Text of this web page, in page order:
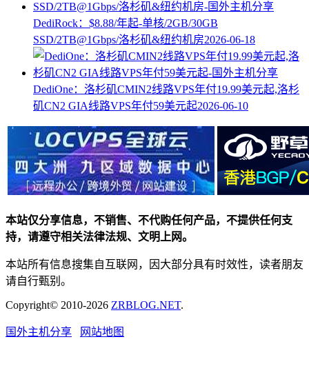
DediRock：$8.88/年起-单核/2GB/30GB
SSD/2TB@1Gbps/洛杉矶&纽约机房2026-06-18
DediOne：洛杉矶CMIN2线路VPS年付19.99美元起,洛杉
矶CN2 GIA线路VPS年付59美元起2026-06-10
本站仅分享信息，不销售、不代购任何产品，不提供任何支
持，请遵守相关法律法规、文明上网。
本站所有信息搜集自互联网，因大部分具有时效性，读者朋友
请自行甄别。
Copyright© 2010-2026 ZRBLOG.NET.
国外主机分享 网站地图